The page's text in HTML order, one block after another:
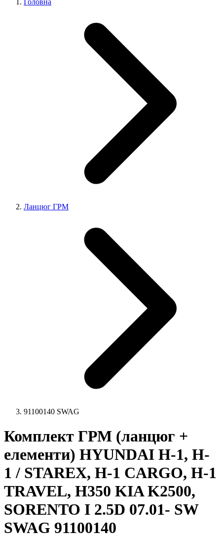
Головна
Ланцюг ГРМ
91100140 SWAG
Комплект ГРМ (ланцюг +
елементи) HYUNDAI H-1, H-
1 / STAREX, H-1 CARGO, H-1
TRAVEL, H350 KIA K2500,
SORENTO I 2.5D 07.01- SW
SWAG 91100140